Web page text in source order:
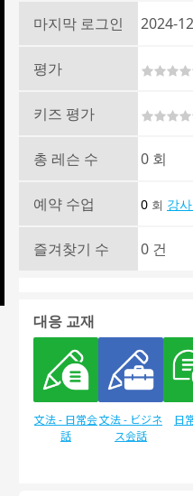
마지막 로그인 2024-
평가
키즈 평가
총 레슨 수 0 회
예약 수업 0 회 강
즐겨찾기 수 0 건
대응 교재
文法 - 日常会
話
文法 - ビジネ
ス会話
日